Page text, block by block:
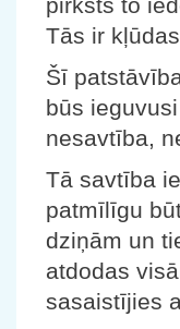
Tās ir
Šī
būs
nesavtība,
Tā savtība
patmīlīgu
dziņām un
atdodas
sasaistījies